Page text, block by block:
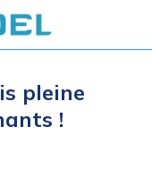
pleine
!